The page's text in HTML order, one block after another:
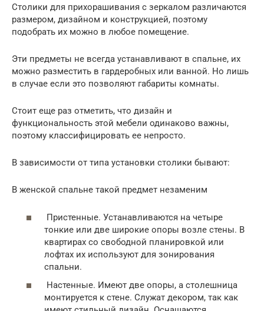
Столики для прихорашивания с зеркалом различаются
размером, дизайном и конструкцией, поэтому
подобрать их можно в любое помещение.
Эти предметы не всегда устанавливают в спальне, их
можно разместить в гардеробных или ванной. Но лишь
в случае если это позволяют габариты комнаты.
Стоит еще раз отметить, что дизайн и
функциональность этой мебели одинаково важны,
поэтому классифицировать ее непросто.
В зависимости от типа установки столики бывают:
В женской спальне такой предмет незаменим
Пристенные. Устанавливаются на четыре
тонкие или две широкие опоры возле стены. В
квартирах со свободной планировкой или
лофтах их используют для зонирования
спальни.
Настенные. Имеют две опоры, а столешница
монтируется к стене. Служат декором, так как